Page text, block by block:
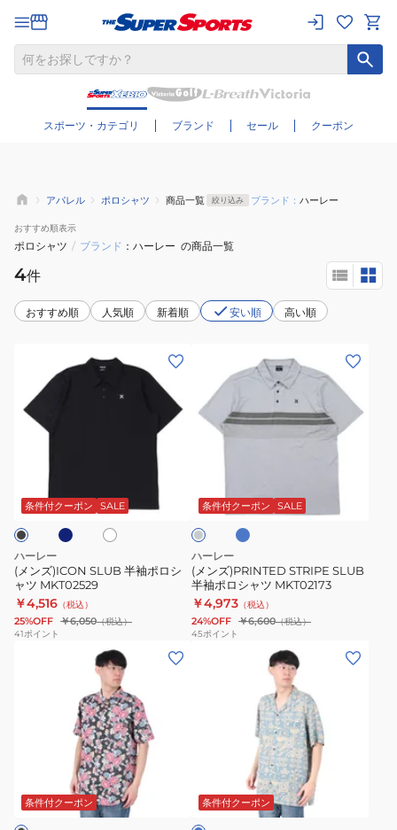
スポーツ・カテゴリ ブランド セール クーポン
さらに絞り込む
アパレル ポロシャツ 商品一覧 絞り込み ブランド： ハーレー
おすすめ順表示
ポロシャツ / ブランド ハーレー の商品一覧
4件
おすすめ順 人気順 新着順 安い順 高い順
ズ)ICON
SLUB
ロ
シ
ャ
ツ
MKT02529
条件付クーポン SALE
ホ
イ
ハーレー
(メンズ)ICON SLUB 半袖ポロシ
ャツ MKT02529
￥4,516 （税込）
25%OFF ￥6,050（税込）
41ポイント
ズ)PRINTED
STRIPE
SLUB
ポ
ロ
シ
ャ
ツ
MKT02173
条件付クーポン SALE
レ
ー
リ
ー
ン
ブ
ー ハーレー
(メンズ)PRINTED STRIPE SLUB
半袖ポロシャツ MKT02173
￥4,973 （税込）
24%OFF ￥6,600（税込）
45ポイント
ト
レ
条件付クーポン
キ
ャ
条件付クーポン
ブ
ル
ー